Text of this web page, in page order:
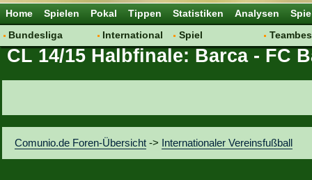
Home Spielen Pokal Tippen Statistiken Analysen
Bundesliga
Hot News
Vereinsfragen
International
Vereine
Spiel
Regeln & Tipps
CL 14/15 Halbfinale: Barca - FC
Comunio.de Foren-Übersicht -> Internationaler Vereinsfußball